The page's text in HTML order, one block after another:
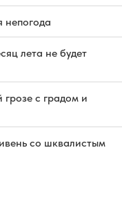
непогода
лета не будет
с градом и
со шквалистым